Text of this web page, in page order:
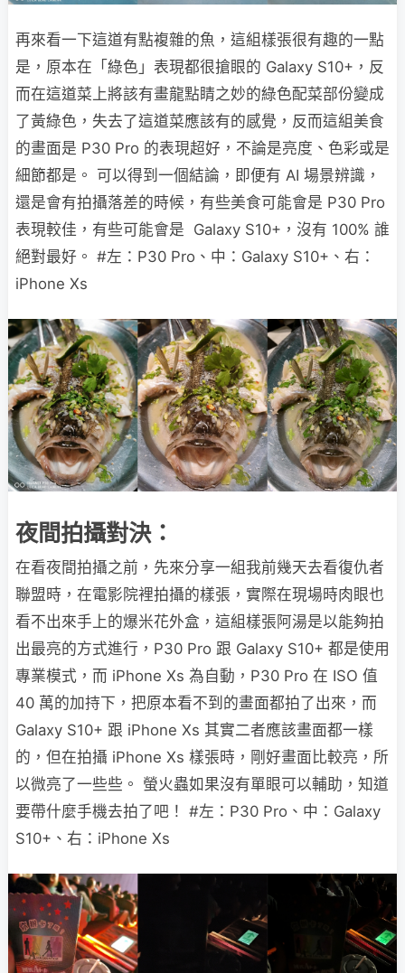
再來看一下這道有點複雜的魚，這組樣張很有趣的一點
是，原本在「綠色」表現都很搶眼的 Galaxy S10+，反
而在這道菜上將該有畫龍點睛之妙的綠色配菜部份變成
了黃綠色，失去了這道菜應該有的感覺，反而這組美食
的畫面是 P30 Pro 的表現超好，不論是亮度、色彩或是
細節都是。 可以得到一個結論，即便有 AI 場景辨識，
還是會有拍攝落差的時候，有些美食可能會是 P30 Pro
表現較佳，有些可能會是 Galaxy S10+，沒有 100% 誰
絕對最好。 #左：P30 Pro、中：Galaxy S10+、右：
iPhone Xs
夜間拍攝對決：
在看夜間拍攝之前，先來分享一組我前幾天去看復仇者
聯盟時，在電影院裡拍攝的樣張，實際在現場時肉眼也
看不出來手上的爆米花外盒，這組樣張阿湯是以能夠拍
出最亮的方式進行，P30 Pro 跟 Galaxy S10+ 都是使用
專業模式，而 iPhone Xs 為自動，P30 Pro 在 ISO 值
40 萬的加持下，把原本看不到的畫面都拍了出來，而
Galaxy S10+ 跟 iPhone Xs 其實二者應該畫面都一樣
的，但在拍攝 iPhone Xs 樣張時，剛好畫面比較亮，所
以微亮了一些些。 螢火蟲如果沒有單眼可以輔助，知道
要帶什麼手機去拍了吧！ #左：P30 Pro、中：Galaxy
S10+、右：iPhone Xs